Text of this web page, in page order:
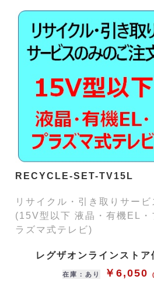
RECYCLE-SET-TV15L
リサイクル・引き取りサービ
(15V型以下 液晶・有機EL・
ラズマ式テレビ)
レグザオンラインストア
在庫：あり ￥6,050